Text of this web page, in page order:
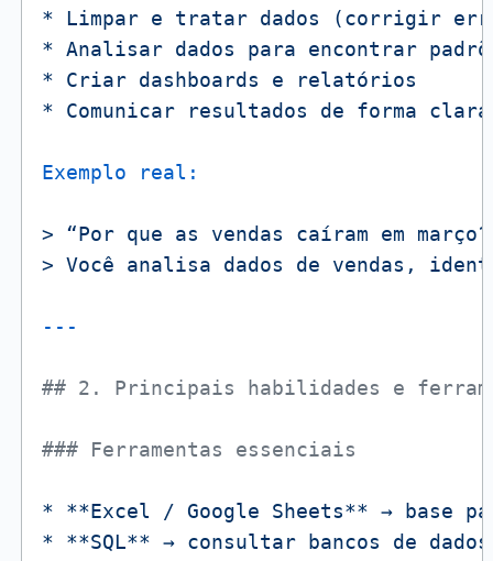
* Limpar e tratar dados (corrigir
* Analisar dados para encontrar
*
Criar dashboards e
relatórios
*
Comunicar resultados de forma clara
Exemplo real:
> “Por que as vendas caíram em
> Você analisa dados de vendas,
## 2. Principais habilidades e
### Ferramentas essenciais
* **Excel / Google Sheets** → base
*
**SQL** → consultar bancos de
dados